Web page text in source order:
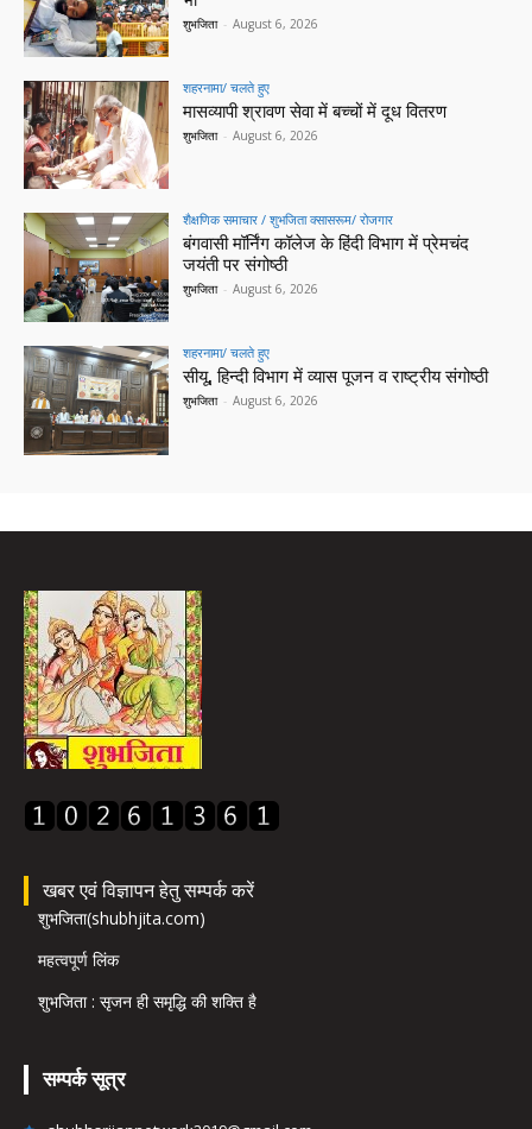
शुभजिता - August 6, 2026
शहरनामा/ चलते हुए
मासव्यापी श्रावण सेवा में बच्चों में दूध वितरण
शुभजिता - August 6, 2026
शैक्षणिक समाचार / शुभजिता क्सासरूम/ रोजगार
बंगवासी मॉर्निंग कॉलेज के हिंदी विभाग में प्रेमचंद
जयंती पर संगोष्ठी
शुभजिता - August 6, 2026
शहरनामा/ चलते हुए
सीयू, हिन्दी विभाग में व्यास पूजन व राष्ट्रीय संगोष्ठी
शुभजिता - August 6, 2026
खबर एवं विज्ञापन हेतु सम्पर्क करें
शुभजिता(shubhjita.com)
महत्वपूर्ण लिंक
शुभजिता : सृजन ही समृद्धि की शक्ति है
सम्पर्क सूत्र